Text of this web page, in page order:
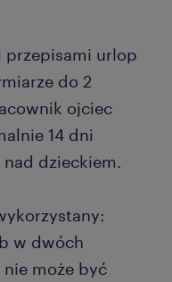
przepisami urlop
do 2
ojciec
14 dni
dzieckiem.
w dwóch
może być